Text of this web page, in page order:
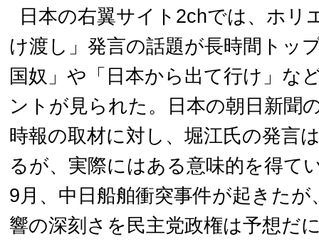
日本の右翼サイト2chでは、ホリ
け渡し」発言の話題が長時間トッ
国奴」や「日本から出て行け」な
ントが見られた。日本の朝日新聞
時報の取材に対し、堀江氏の発言
るが、実際にはある意味的を得て
9月、中日船舶衝突事件が起きた
響の深刻さを民主党政権は予想だ